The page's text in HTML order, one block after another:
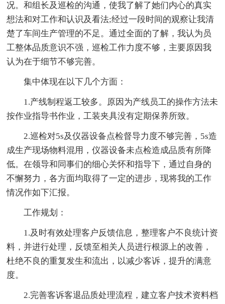
况。和组长及巡检的沟通，使我了解了她们内心的真实
想法和对工作和认识及看法;经过一段时间的观察让我清
楚了车间生产管理的不足。通过全面的了解，我认为员
工整体品质意识不强，巡检工作力度不够，主要原因我
认为在于细节不够完善。
集中体现在以下几个方面：
1.产线制程返工较多。原因为产线员工的操作方法未
按作业指导书作业，工装夹具没有定期保养所致。
2.巡检对5s及仪器设备点检督导力度不够完善，5s造
成生产现场物料混用，仪器设备未点检造成品质有所降
低。在领导和同事们的细心关怀和指导下，通过自身的
不懈努力，各方面均取得了一定的进步，现将我的工作
情况作如下汇报。
工作规划：
1.及时有效处理客户反馈信息，整理客户不良统计资
料，并进行处理，反馈至相关人员进行根源上的改善，
杜绝不良的重复发生和流出，以减少客诉，提升的满意
度。
2.完善客诉客退品质处理流程，建立客户技术资料档